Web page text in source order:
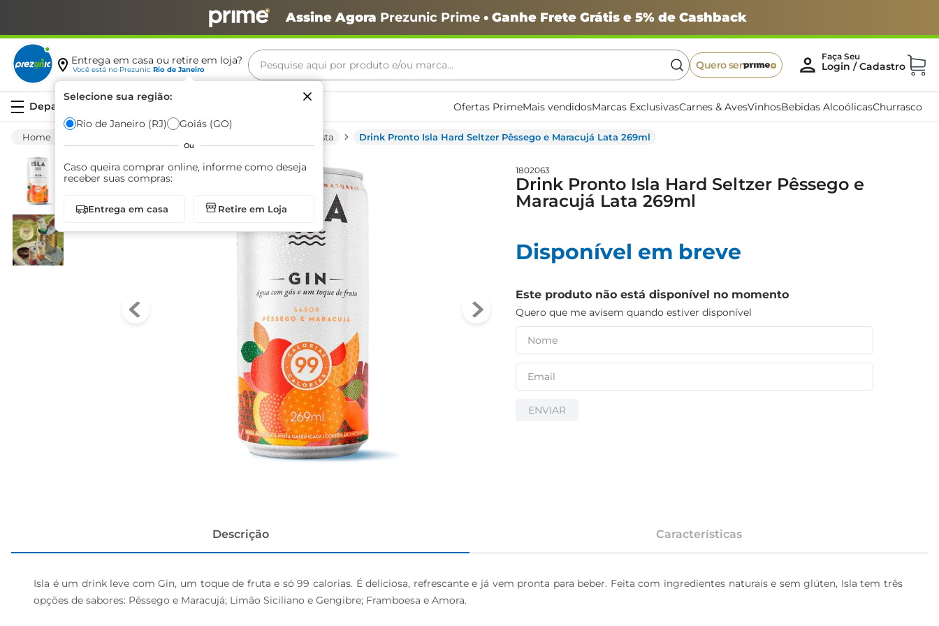
Assine Agora Prezunic Prime• Ganhe Frete Grátis e 5% de Cashback
Entrega em casa ou retire em loja?
Você está no Prezunic Rio de Janeiro
Selecione sua região:
Rio de Janeiro (RJ) Goiás (GO)
Ou
Caso queira comprar online, informe como deseja
receber suas compras:
Entrega em casa Retire em Loja
Pesquise aqui por produto e/ou marca...
Quero ser
Ofertas PrimeMais vendidosMarcas ExclusivasCarnes & AvesVinhosBebidas AlcoólicasChurrasco
Ice E Bebida Mista Drink Pronto Isla Hard Seltzer Pêssego e Maracujá Lata 269ml
1802063
Drink Pronto Isla Hard Seltzer Pêssego e
Maracujá Lata 269ml
Disponível em breve
Este produto não está disponível no momento
Quero que me avisem quando estiver disponível
ENVIAR
Descrição Características
Isla é um drink leve com Gin, um toque de fruta e só 99 calorias. É deliciosa, refrescante e já vem pronta para beber. Feita com ingredientes naturais e sem glúten, Isla tem três
opções de sabores: Pêssego e Maracujá; Limão Siciliano e Gengibre; Framboesa e Amora.
Termos mais buscados
café
biscoito
azeite
arroz
iogurte
papel higiênico
cerveja